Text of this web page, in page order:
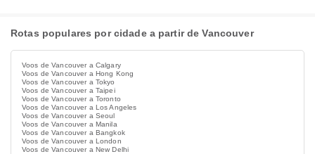
Rotas populares por cidade a partir de Vancouver
Voos de Vancouver a Calgary
Voos de Vancouver a Hong Kong
Voos de Vancouver a Tokyo
Voos de Vancouver a Taipei
Voos de Vancouver a Toronto
Voos de Vancouver a Los Angeles
Voos de Vancouver a Seoul
Voos de Vancouver a Manila
Voos de Vancouver a Bangkok
Voos de Vancouver a London
Voos de Vancouver a New Delhi